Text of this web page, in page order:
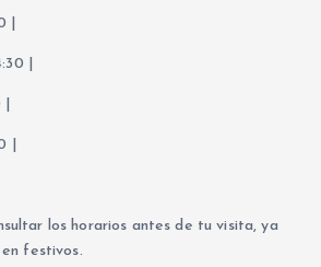
|
|
|
los horarios antes de tu visita, ya
festivos.